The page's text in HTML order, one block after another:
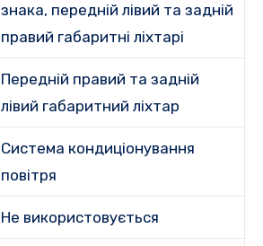
знака, передній лівий та задній
правий габаритні ліхтарі
Передній правий та задній
лівий габаритний ліхтар
Система кондиціонування
повітря
Не використовується